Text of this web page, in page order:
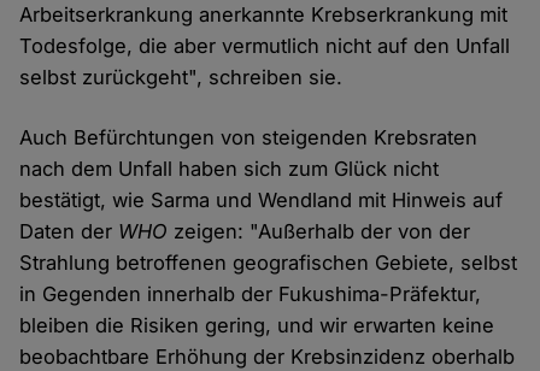
Arbeitserkrankung anerkannte Krebserkrankung mit
Todesfolge, die aber vermutlich nicht auf den Unfall
selbst zurückgeht", schreiben sie.
Auch Befürchtungen von steigenden Krebsraten
nach dem Unfall haben sich zum Glück nicht
bestätigt, wie Sarma und Wendland mit Hinweis auf
Daten der WHO zeigen: "Außerhalb der von der
Strahlung betroffenen geografischen Gebiete, selbst
in Gegenden innerhalb der Fukushima-Präfektur,
bleiben die Risiken gering, und wir erwarten keine
beobachtbare Erhöhung der Krebsinzidenz oberhalb